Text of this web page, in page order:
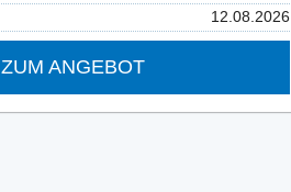
12.08.2026
ZUM ANGEBOT